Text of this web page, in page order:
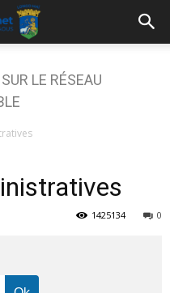
LE RÉSEAU
0
1425134